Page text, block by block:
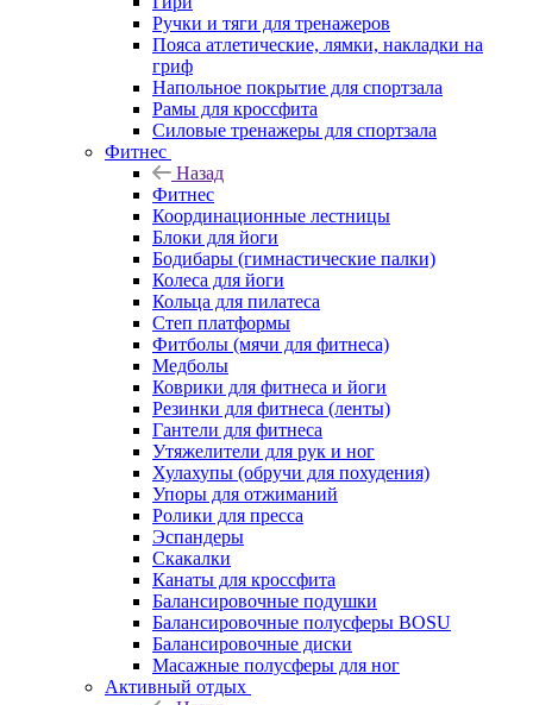
Ручки и тяги для тренажеров
Пояса атлетические, лямки, накладки на
гриф
Напольное покрытие для спортзала
Рамы для кроссфита
Силовые тренажеры для спортзала
Фитнес
Назад
Фитнес
Координационные лестницы
Блоки для йоги
Бодибары (гимнастические палки)
Колеса для йоги
Кольца для пилатеса
Степ платформы
Фитболы (мячи для фитнеса)
Медболы
Коврики для фитнеса и йоги
Резинки для фитнеса (ленты)
Гантели для фитнеса
Утяжелители для рук и ног
Хулахупы (обручи для похудения)
Упоры для отжиманий
Ролики для пресса
Эспандеры
Скакалки
Канаты для кроссфита
Балансировочные подушки
Балансировочные полусферы BOSU
Балансировочные диски
Масажные полусферы для ног
Активный отдых